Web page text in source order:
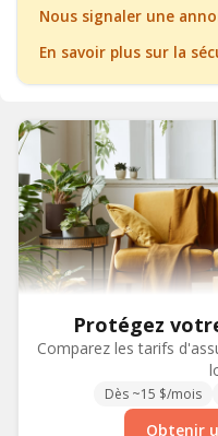
Nous signaler une
En savoir plus sur la
Protégez
Comparez les tarifs
Dès ~15 $/mois
Obtenir